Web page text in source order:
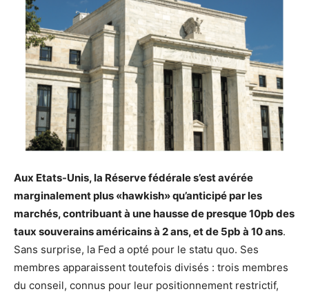
Aux Etats-Unis, la Réserve fédérale s’est avérée
marginalement plus «hawkish» qu’anticipé par les
marchés, contribuant à une hausse de presque 10pb des
taux souverains américains à 2 ans, et de 5pb à 10 ans.
Sans surprise, la Fed a opté pour le statu quo. Ses
membres apparaissent toutefois divisés : trois membres
du conseil, connus pour leur positionnement restrictif,